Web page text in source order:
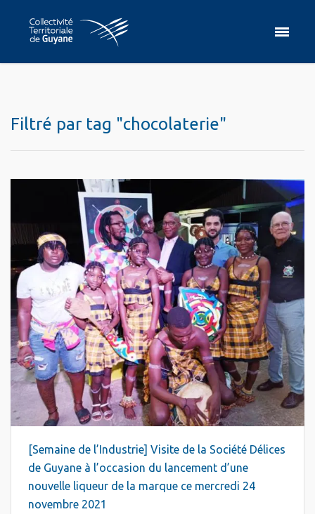
Filtré par tag "chocolaterie"
[Semaine de l’Industrie] Visite de la Société Délices
de Guyane à l’occasion du lancement d’une
nouvelle liqueur de la marque ce mercredi 24
novembre 2021